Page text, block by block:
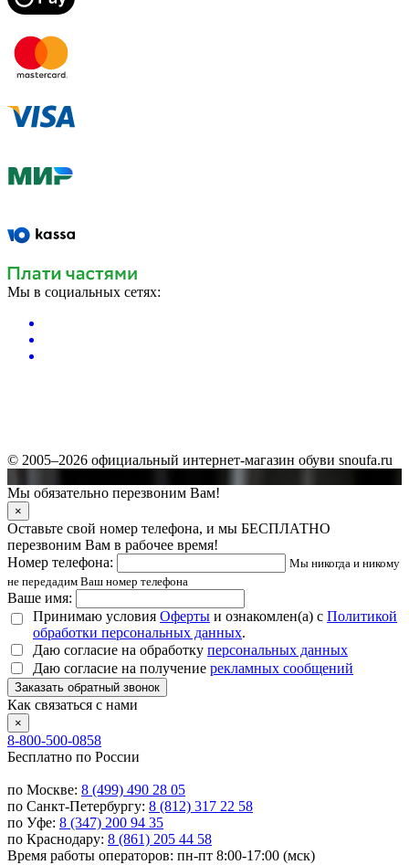
Мы в социальных сетях:
© 2005–2026 официальный интернет-магазин обуви snoufa.ru
Мы обязательно перезвоним Вам!
×
Оставьте свой номер телефона, и мы БЕСПЛАТНО
перезвоним Вам в рабочее время!
Номер телефона:
Мы никогда и никому
не передадим Ваш номер телефона
Ваше имя:
Принимаю условия Оферты и ознакомлен(а) с Политикой
обработки персональных данных.
Даю согласие на обработку персональных данных
Даю согласие на получение рекламных сообщений
Заказать обратный звонок
Как связаться с нами
×
8-800-500-0858
Бесплатно по России
по Москве: 8 (499) 490 28 05
по Санкт-Петербургу: 8 (812) 317 22 58
по Уфе: 8 (347) 200 94 35
по Краснодару: 8 (861) 205 44 58
Время работы операторов: пн-пт 8:00-17:00 (мск)